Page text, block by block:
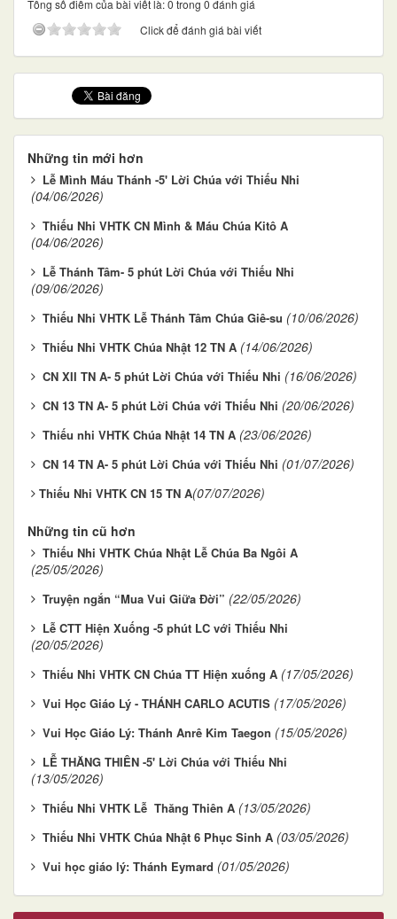
Tổng số điểm của bài viết là: 0 trong 0 đánh giá
Click để đánh giá bài viết
Những tin mới hơn
Lễ Mình Máu Thánh -5' Lời Chúa với Thiếu Nhi
(04/06/2026)
Thiếu Nhi VHTK CN Mình & Máu Chúa Kitô A
(04/06/2026)
Lễ Thánh Tâm- 5 phút Lời Chúa với Thiếu Nhi
(09/06/2026)
Thiếu Nhi VHTK Lễ Thánh Tâm Chúa Giê-su (10/06/2026)
Thiếu Nhi VHTK Chúa Nhật 12 TN A (14/06/2026)
CN XII TN A- 5 phút Lời Chúa với Thiếu Nhi (16/06/2026)
CN 13 TN A- 5 phút Lời Chúa với Thiếu Nhi (20/06/2026)
Thiếu nhi VHTK Chúa Nhật 14 TN A (23/06/2026)
CN 14 TN A- 5 phút Lời Chúa với Thiếu Nhi (01/07/2026)
​Thiếu Nhi VHTK CN 15 TN A​(07/07/2026)
Những tin cũ hơn
Thiếu Nhi VHTK Chúa Nhật Lễ Chúa Ba Ngôi A
(25/05/2026)
Truyện ngắn “Mua Vui Giữa Đời” (22/05/2026)
Lễ CTT Hiện Xuống -5 phút LC với Thiếu Nhi
(20/05/2026)
Thiếu Nhi VHTK CN Chúa TT Hiện xuống A (17/05/2026)
Vui Học Giáo Lý - THÁNH CARLO ACUTIS (17/05/2026)
Vui Học Giáo Lý: Thánh Anrê Kim Taegon (15/05/2026)
LỄ THĂNG THIÊN -5' Lời Chúa với Thiếu Nhi
(13/05/2026)
Thiếu Nhi VHTK Lễ Thăng Thiên A (13/05/2026)
Thiếu Nhi VHTK Chúa Nhật 6 Phục Sinh A (03/05/2026)
Vui học giáo lý: Thánh Eymard (01/05/2026)